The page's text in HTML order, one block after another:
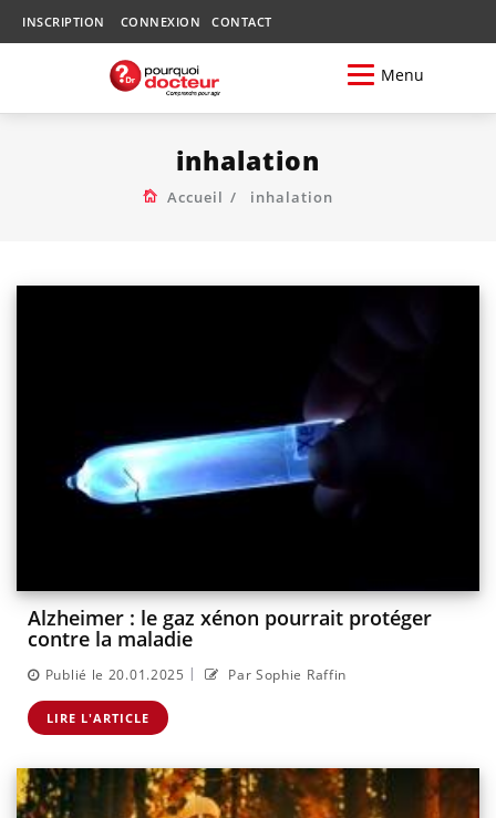
INSCRIPTION CONNEXION CONTACT
Menu
inhalation
Accueil inhalation
Alzheimer : le gaz xénon pourrait protéger
contre la maladie
Publié le 20.01.2025 | Par Sophie Raffin
LIRE L'ARTICLE